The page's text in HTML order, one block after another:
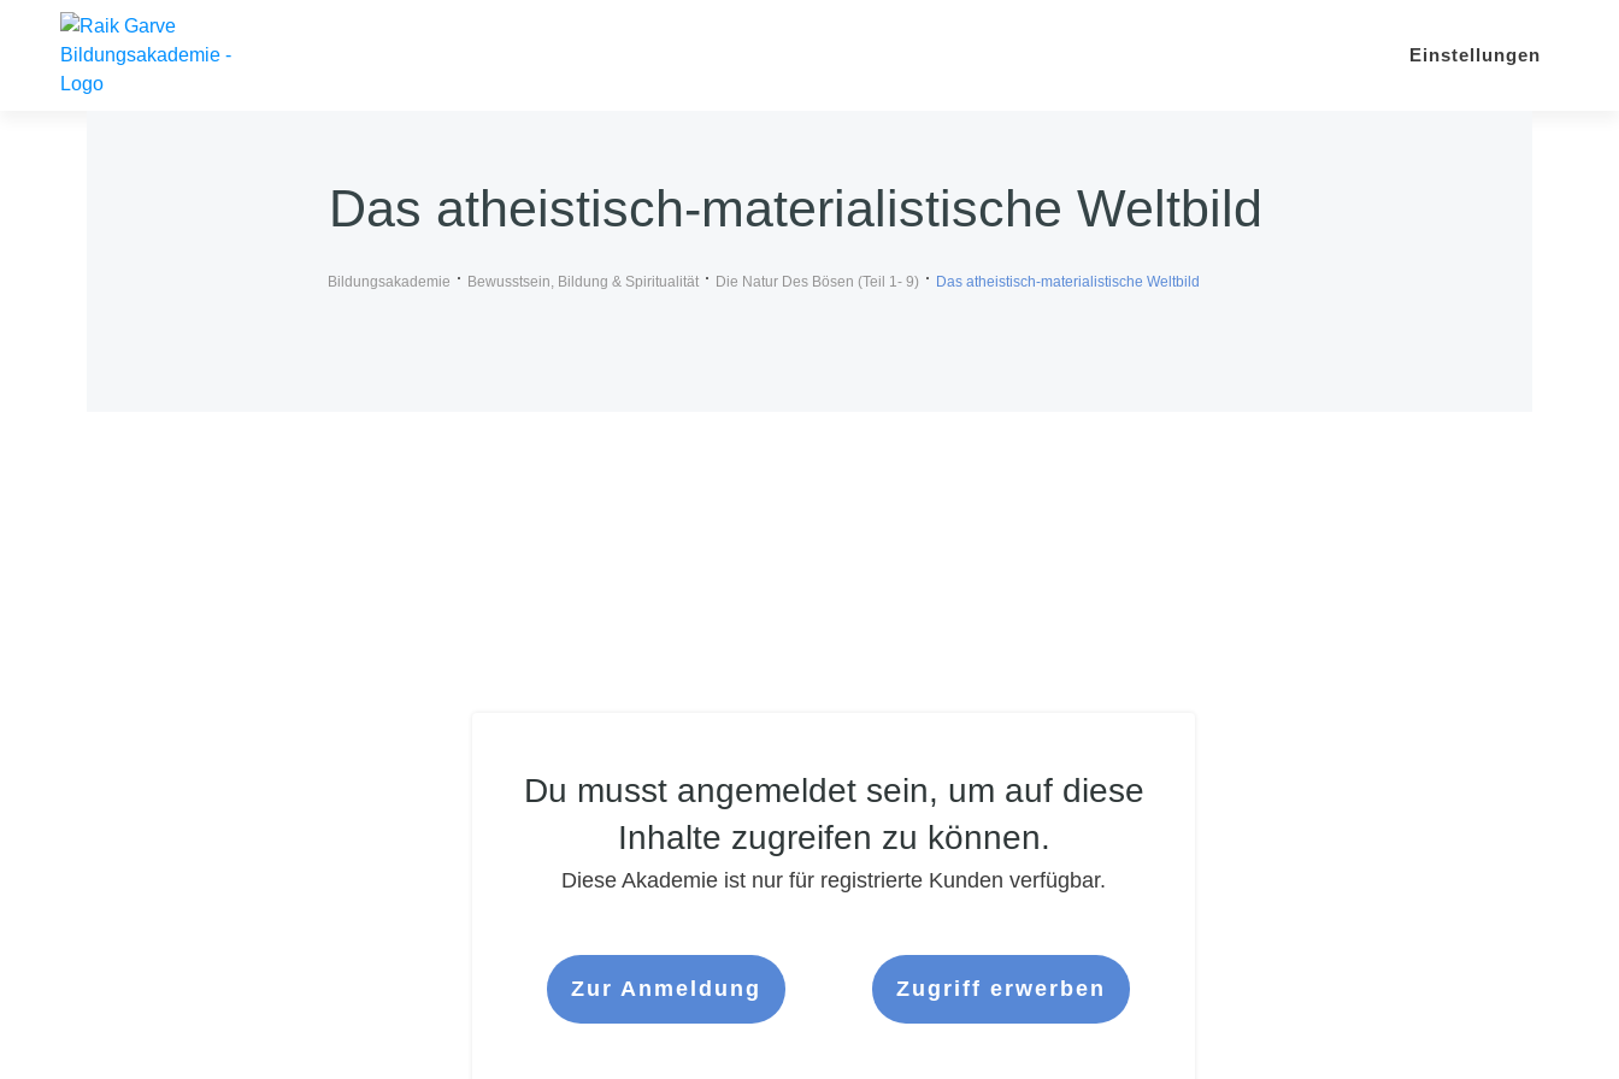
Einstellungen
Das atheistisch-materialistische Weltbild
Bildungsakademie Bewusstsein, Bildung & Spiritualität Die Natur Des Bösen (Teil 1- 9) Das atheistisch-materialistische Weltbild
Du musst angemeldet sein, um auf diese
Inhalte zugreifen zu können.
Diese Akademie ist nur für registrierte Kunden verfügbar.
Zur Anmeldung Zugriff erwerben